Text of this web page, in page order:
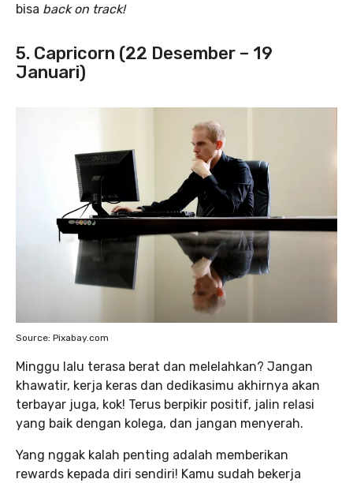
bisa back on track!
5. Capricorn (22 Desember – 19
Januari)
Source: Pixabay.com
Minggu lalu terasa berat dan melelahkan? Jangan
khawatir, kerja keras dan dedikasimu akhirnya akan
terbayar juga, kok! Terus berpikir positif, jalin relasi
yang baik dengan kolega, dan jangan menyerah.
Yang nggak kalah penting adalah memberikan
rewards kepada diri sendiri! Kamu sudah bekerja